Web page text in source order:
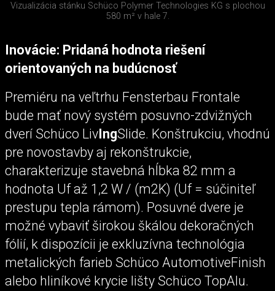
Vizualizácia stánku Schüco Polymer Technologies KG s plochou
580 m² v hale 7.
Inovácie: Pridaná hodnota riešení
orientovaných na budúcnosť
Premiéru na veľtrhu Fensterbau Frontale
bude mať nový systém posuvno-zdvižných
dverí Schüco Liv IngSlide. Konštrukciu, vhodnú
pre novostavby aj rekonštrukcie,
charakterizuje stavebná hĺbka 82 mm a
hodnota Uf až 1,2 W / (m2K) (Uf = súčiniteľ
prestupu tepla rámom). Posuvné dvere je
možné vybaviť širokou škálou dekoračných
fólií, k dispozícii je exkluzívna technológia
metalických farieb Schüco AutomotiveFinish
alebo hliníkové krycie lišty Schüco TopAlu.